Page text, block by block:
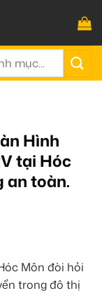
Hình
tại Hóc
an toàn.
Môn đòi hỏi
trong đô thị